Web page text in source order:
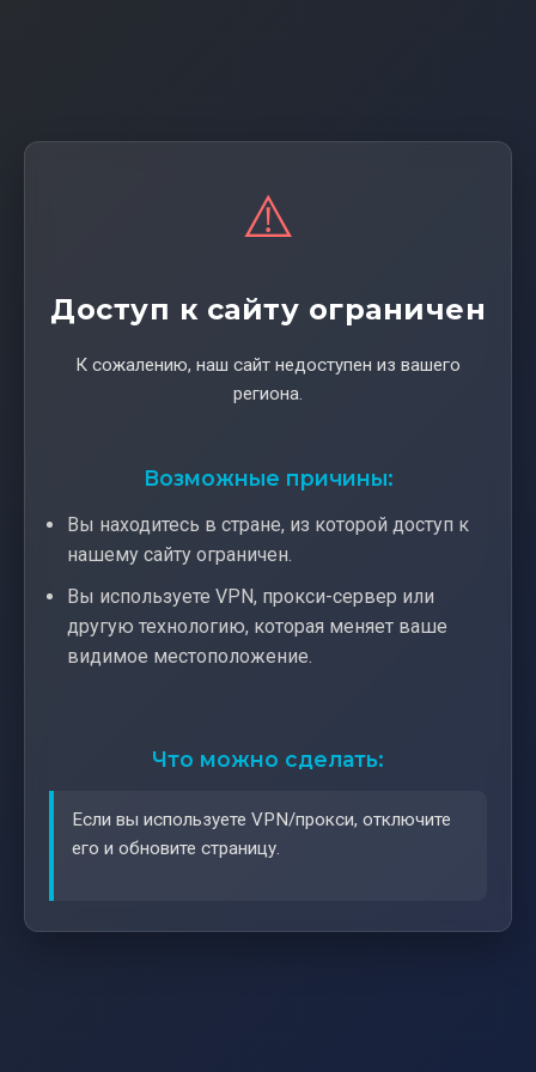
⚠️
Доступ к сайту ограничен
К сожалению, наш сайт недоступен из вашего
региона.
Возможные причины:
Вы находитесь в стране, из которой доступ к
нашему сайту ограничен.
Вы используете VPN, прокси-сервер или
другую технологию, которая меняет ваше
видимое местоположение.
Что можно сделать:
Если вы используете VPN/прокси, отключите
его и обновите страницу.